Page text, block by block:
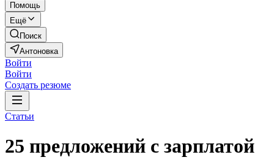
Помощь
Ещё
Поиск
Антоновка
Войти
Войти
Создать резюме
Статьи
25 предложений с зарплатой